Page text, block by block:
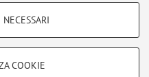
COOKIE
i contenuti del sito.